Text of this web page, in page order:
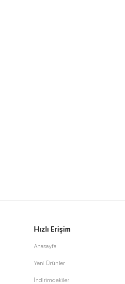
Hızlı Erişim
Anasayfa
Yeni Ürünler
İndirimdekiler